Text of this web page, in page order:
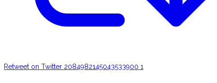
Retweet on Twitter 2084982145043533900 1